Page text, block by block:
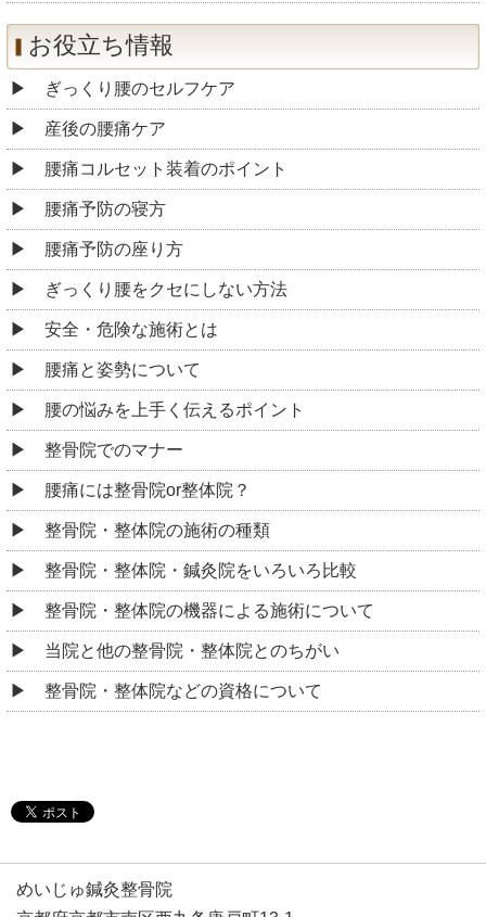
お役立ち情報
ぎっくり腰のセルフケア
産後の腰痛ケア
腰痛コルセット装着のポイント
腰痛予防の寝方
腰痛予防の座り方
ぎっくり腰をクセにしない方法
安全・危険な施術とは
腰痛と姿勢について
腰の悩みを上手く伝えるポイント
整骨院でのマナー
腰痛には整骨院or整体院？
整骨院・整体院の施術の種類
整骨院・整体院・鍼灸院をいろいろ比較
整骨院・整体院の機器による施術について
当院と他の整骨院・整体院とのちがい
整骨院・整体院などの資格について
めいじゅ鍼灸整骨院